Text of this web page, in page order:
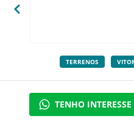
TERRENOS
TENHO INTERESSE